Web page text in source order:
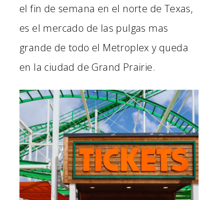
el fin de semana en el norte de Texas,
es el mercado de las pulgas mas
grande de todo el Metroplex y queda
en la ciudad de Grand Prairie.